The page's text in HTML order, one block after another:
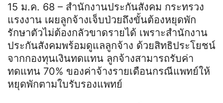
15 ม.ค. 68 – สำนักงานประกันสังคม กระทรวง
แรงงาน เผยลูกจ้างเจ็บป่วยถึงขั้นต้องหยุดพัก
รักษาตัวไม่ต้องกลัวขาดรายได้ เพราะสำนักงาน
ประกันสังคมพร้อมดูแลลูกจ้าง ด้วยสิทธิประโยชน์
จากกองทุนเงินทดแทน ลูกจ้างสามารถรับค่า
ทดแทน 70% ของค่าจ้างรายเดือนกรณีแพทย์ให้
หยุดพักตามใบรับรองแพทย์